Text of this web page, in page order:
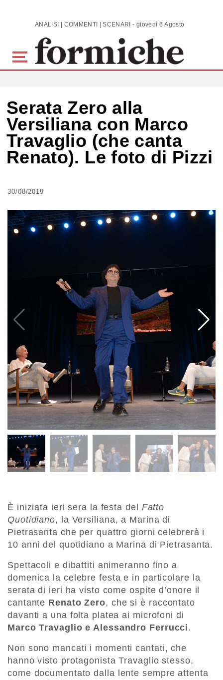
Skip to main content ANALISI | COMMENTI | SCENARI - giovedì 6 Agosto 2026
Serata Zero alla
Versiliana con Marco
Travaglio (che canta
Renato). Le foto di Pizzi
30/08/2019
È iniziata ieri sera la festa del Fatto
Quotidiano, la Versiliana, a Marina di
Pietrasanta che per quattro giorni celebrerà i
10 anni del quotidiano a Marina di Pietrasanta.
Spettacoli e dibattiti animeranno fino a
domenica la celebre festa e in particolare la
serata di ieri ha visto come ospite d’onore il
cantante Renato Zero, che si è raccontato
davanti a una folta platea ai microfoni di
Marco Travaglio e Alessandro Ferrucci.
Non sono mancati i momenti cantati, che
hanno visto protagonista Travaglio stesso,
come documentato dalla lente sempre attenta